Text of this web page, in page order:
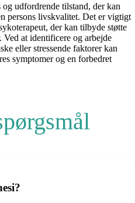
udfordrende tilstand, der kan
persons livskvalitet. Det er vigtigt
der kan tilbyde støtte
Ved at identificere og arbejde
eller stressende faktorer kan
symptomer og en forbedret